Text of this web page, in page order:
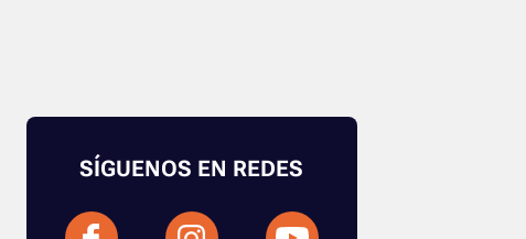
SÍGUENOS EN REDES